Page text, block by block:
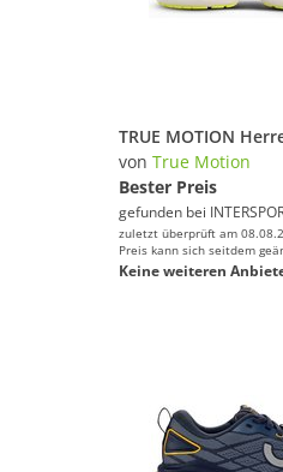
von True Motion
Bester Preis
gefunden bei
zuletzt überprüft am
Preis kann sich seitdem
Keine weiteren